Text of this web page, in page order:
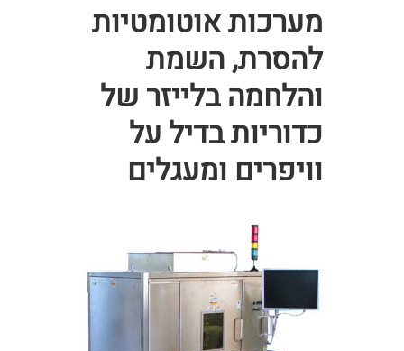
מערכות אוטומטיות
להסרת, השמת
והלחמה בלייזר של
כדוריות בדיל על
וויפרים ומעגלים